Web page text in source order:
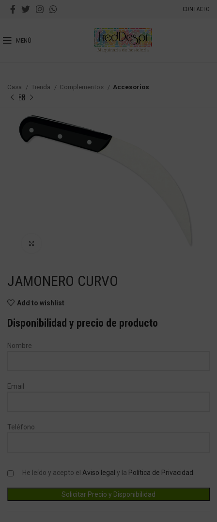
CONTACTO
MENÚ
Casa Tienda Complementos Accesorios
JAMONERO CURVO
Add to wishlist
Disponibilidad y precio de producto
Nombre
Email
Teléfono
He leído y acepto el Aviso legal y la Política de Privacidad